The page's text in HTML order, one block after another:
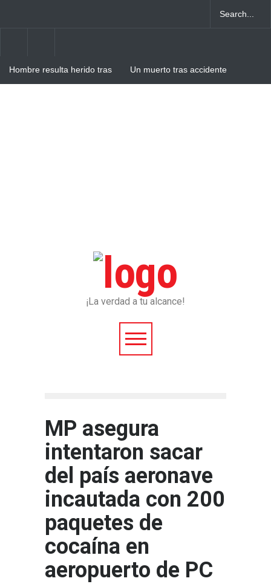
Hombre resulta herido tras
Cerro
Un muerto tras accidente
Verón-Punta Cana
¡La verdad a tu alcance!
MP asegura
intentaron sacar
del país aeronave
incautada con 200
paquetes de
cocaína en
aeropuerto de PC